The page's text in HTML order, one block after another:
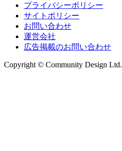
プライバシーポリシー
サイトポリシー
お問い合わせ
運営会社
広告掲載のお問い合わせ
Copyright © Community Design Ltd.